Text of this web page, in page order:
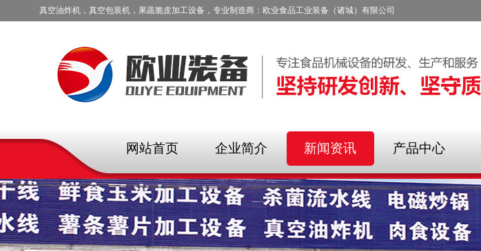
真空油炸机，真空包装机，果蔬脆皮加工设备，专业制造商：欧业食品工业装备（诸城）有限公司
网站首页 企业简介 新闻资讯 产品中心